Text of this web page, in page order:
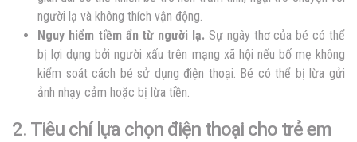
người lạ và không thích vận động.
Nguy hiểm tiềm ẩn từ người lạ. Sự ngây thơ của bé có thể
bị lợi dụng bởi người xấu trên mạng xã hội nếu bố mẹ không
kiểm soát cách bé sử dụng điện thoại. Bé có thể bị lừa gửi
ảnh nhạy cảm hoặc bị lừa tiền.
2. Tiêu chí lựa chọn điện thoại cho trẻ em